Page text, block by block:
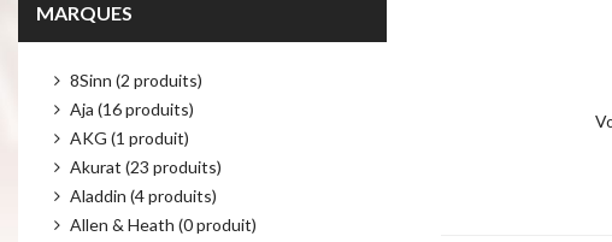
MARQUES
8Sinn (2 produits)
Aja (16 produits)
AKG (1 produit)
Akurat (23 produits)
Aladdin (4 produits)
Allen & Heath (0 produit)